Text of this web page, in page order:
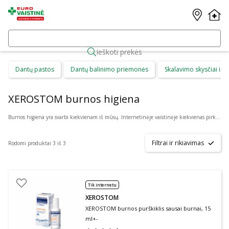
Ieškoti prekės
Dantų pastos Dantų balinimo priemonės Skalavimo skysčiai ir
XEROSTOM burnos higiena
Burnos higiena yra svarbi kiekvienam iš mūsų. Internetinėje vaistinėje kiekvienas pirkėjas gali rasti daug skirtingų burnos higienos priemonių suaugusiems ir vaikams. Čia galima patogiai pirkti: dantų priežiūros priemones, kaip dantų pasta ar skalavimo skystis, dantų šepetėlius ir irigatorius, protezus ir plokštelių priežiūros priemones bei skirtingus gelius ar tepalus.
Rodomi produktai 3 iš 3 Filtrai ir rikiavimas
Tik internetu
XEROSTOM
XEROSTOM burnos purškiklis sausai burnai, 15
ml+-